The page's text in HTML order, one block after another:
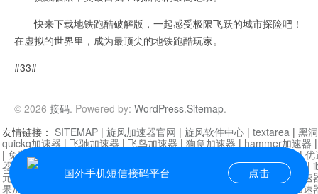
快来下载地铁跑酷破解版，一起感受极限飞跃的城市探险吧！
在虚拟的世界里，成为最顶尖的地铁跑酷玩家。
#33#
© 2026 接码. Powered by: WordPress.Sitemap.
国外手机短信接码平台 点击
友情链接： SITEMAP | 旋风加速器官网 | 旋风软件中心 | textarea | 黑
quickq加速器 | 飞驰加速器 | 飞鸟加速器 | 狗急加速器 | hammer加速器
| 免费vqn加速外网 迷雾通|优
器| 快柠檬加速器 |黑洞加速 |falemon 快橙加速器|anycast加速器 |
元机场加速器
|一元机场|老王加速器| | 白石山|
小牛加速
果加速器
芒果加速